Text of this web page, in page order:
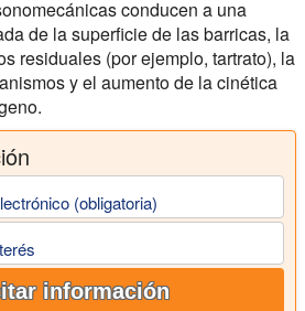
conducen a una
de la superficie de las barricas, la
residuales (por ejemplo, tartrato), la
y el aumento de la cinética
(obligatoria)
información